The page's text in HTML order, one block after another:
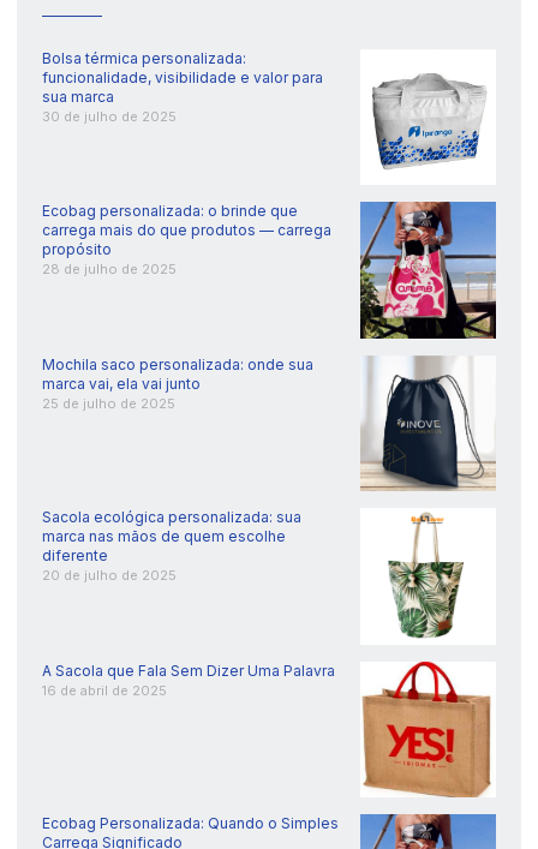
Bolsa térmica personalizada:
funcionalidade, visibilidade e valor para
sua marca
30 de julho de 2025
Ecobag personalizada: o brinde que
carrega mais do que produtos — carrega
propósito
28 de julho de 2025
Mochila saco personalizada: onde sua
marca vai, ela vai junto
25 de julho de 2025
Sacola ecológica personalizada: sua
marca nas mãos de quem escolhe
diferente
20 de julho de 2025
A Sacola que Fala Sem Dizer Uma Palavra
16 de abril de 2025
Ecobag Personalizada: Quando o Simples
Carrega Significado